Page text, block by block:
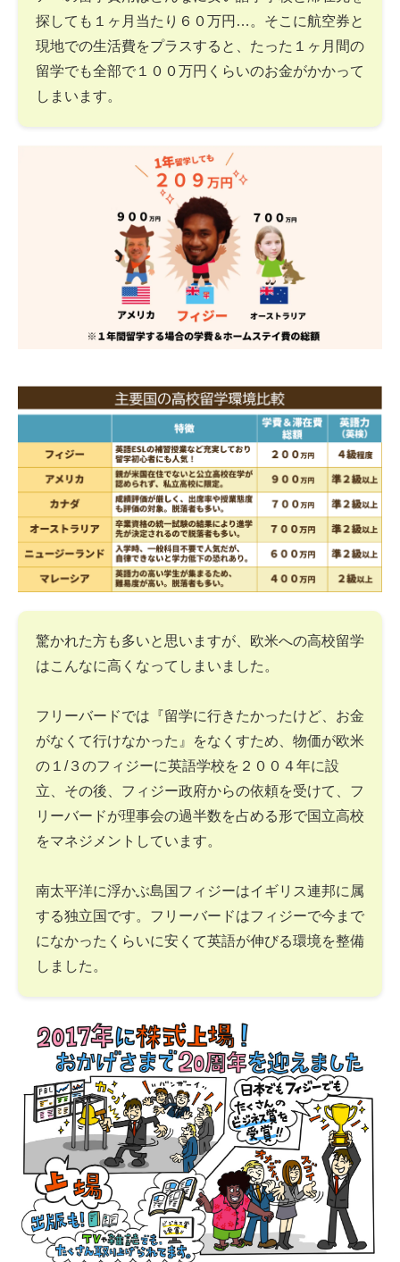
探しても１ヶ月当たり６０万円…。そこに航空券と
現地での生活費をプラスすると、たった１ヶ月間の
留学でも全部で１００万円くらいのお金がかかって
しまいます。
驚かれた方も多いと思いますが、欧米への高校留学
はこんなに高くなってしまいました。
フリーバードでは『留学に行きたかったけど、お金
がなくて行けなかった』をなくすため、物価が欧米
の１/３のフィジーに英語学校を２００４年に設
立、その後、フィジー政府からの依頼を受けて、フ
リーバードが理事会の過半数を占める形で国立高校
をマネジメントしています。
南太平洋に浮かぶ島国フィジーはイギリス連邦に属
する独立国です。フリーバードはフィジーで今まで
になかったくらいに安くて英語が伸びる環境を整備
しました。